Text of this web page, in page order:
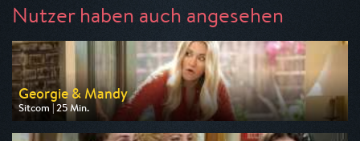
Nutzer haben auch angesehen
Georgie & Mandy
Sitcom | 25 Min.
Ausgestrahlt von Pro 7
am 10.08.2026, 20:15